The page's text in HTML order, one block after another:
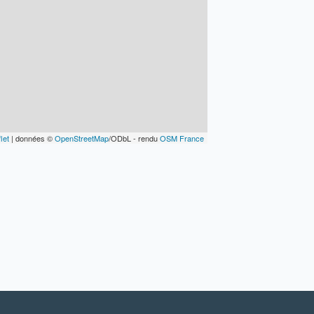
| données ©OpenStreetMap/ODbL - renduOSM France